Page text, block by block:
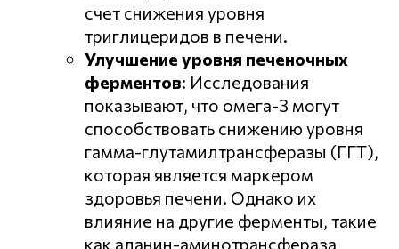
счет снижения уровня
триглицеридов в печени.
Улучшение уровня печеночных
ферментов: Исследования
показывают, что омега-3 могут
способствовать снижению уровня
гамма-глутамилтрансферазы (ГГТ),
которая является маркером
здоровья печени. Однако их
влияние на другие ферменты, такие
как аланин-аминотрансфераза